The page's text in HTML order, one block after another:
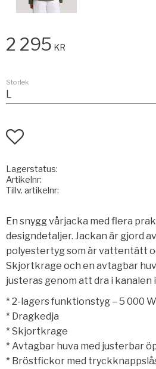
2 295 KR
Storlek
Lägg till i favoriter
Lagerstatus
Artikelnr
Tillv. artikelnr
En snygg vårjacka med flera
designdetaljer. Jackan är gjord
polyestertyg som är vattentätt
Skjortkrage och en avtagbar
justeras genom att dra i kanalen
* 2-lagers funktionstyg – 5 000
* Dragkedja
* Skjortkrage
* Avtagbar huva med justerbar
* Bröstfickor med